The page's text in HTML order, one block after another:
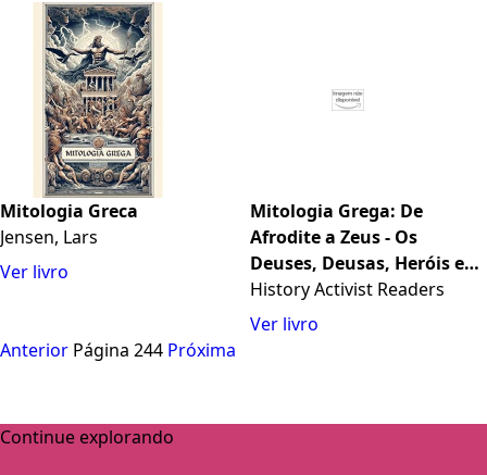
Mitologia Greca
Jensen, Lars
Ver livro
Mitologia Grega: De
Afrodite a Zeus - Os
Deuses, Deusas, Heróis e
Monstros da Grécia Antiga
History Activist Readers
Ver livro
Anterior Página 244 Próxima
Continue explorando